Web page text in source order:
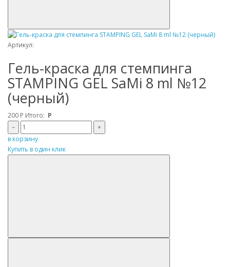
Артикул:
Гель-краска для стемпинга
STAMPING GEL SaMi 8 ml №12
(черный)
200 Р Итого: Р
–
+
в корзину
Купить в один клик